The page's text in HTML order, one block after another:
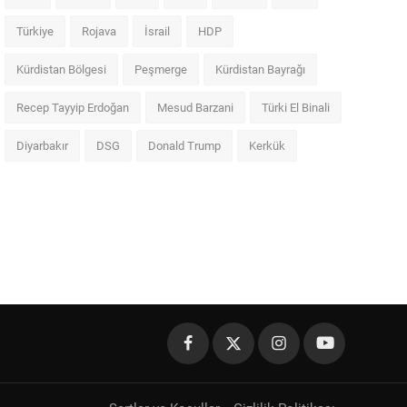
Türkiye Rojava İsrail HDP
Kürdistan Bölgesi Peşmerge Kürdistan Bayrağı
Recep Tayyip Erdoğan Mesud Barzani Türki El Binali
Diyarbakır DSG Donald Trump Kerkük